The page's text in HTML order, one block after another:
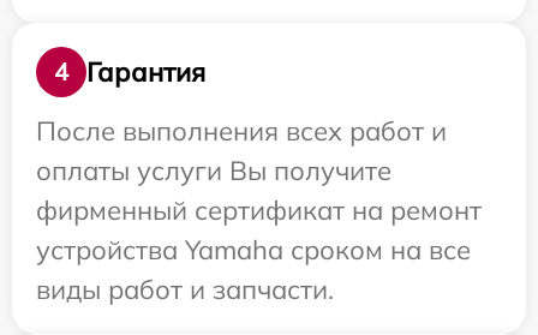
4
Гарантия
После выполнения всех работ и
оплаты услуги Вы получите
фирменный сертификат на ремонт
устройства Yamaha сроком на все
виды работ и запчасти.